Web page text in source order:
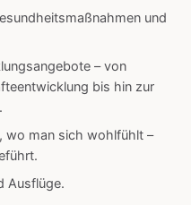
und
– von
bis hin zur
wo man sich wohlfühlt –
Ausflüge.